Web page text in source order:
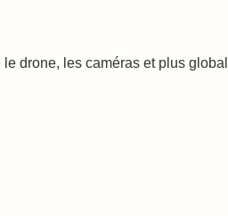
drone, les caméras et plus